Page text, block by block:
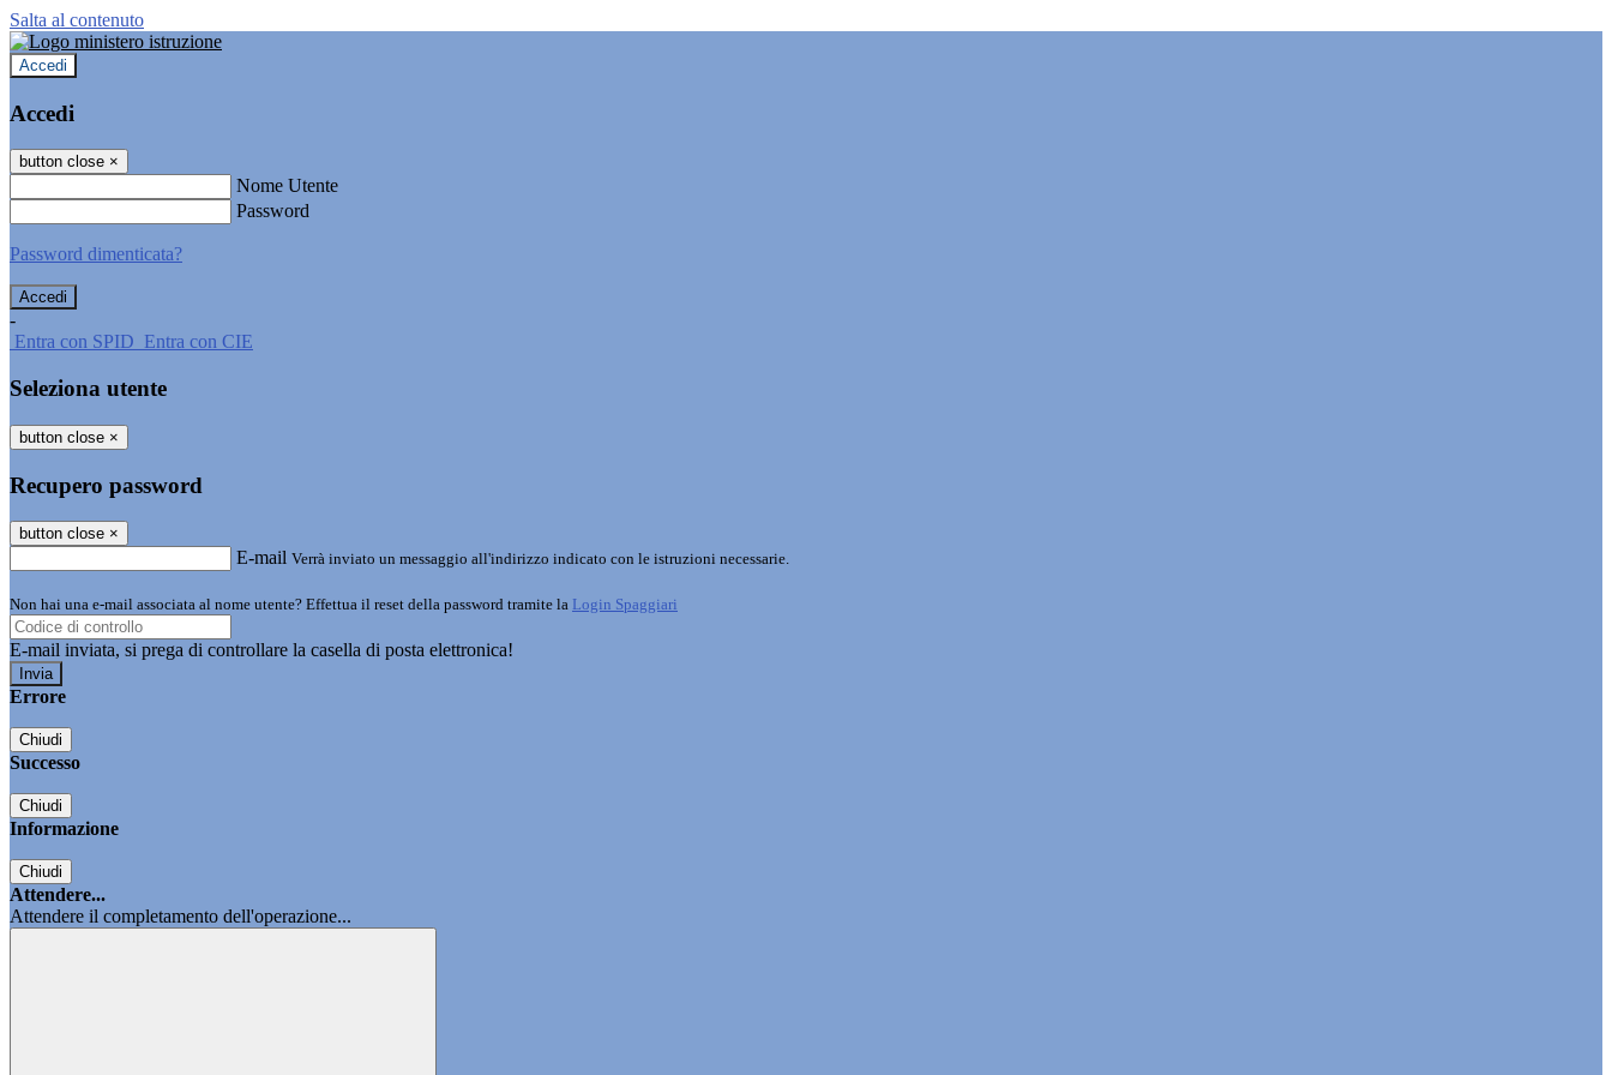
Salta al contenuto
Accedi
Accedi
button close ×
Nome Utente
Password
Password dimenticata?
-
Entra con SPID Entra con CIE
Seleziona utente
button close ×
Recupero password
button close ×
E-mail Verrà inviato un messaggio all'indirizzo indicato con le istruzioni necessarie.
Non hai una e-mail associata al nome utente? Effettua il reset della password tramite la Login Spaggiari
E-mail inviata, si prega di controllare la casella di posta elettronica!
Errore
Chiudi
Successo
Chiudi
Informazione
Chiudi
Attendere...
Attendere il completamento dell'operazione...